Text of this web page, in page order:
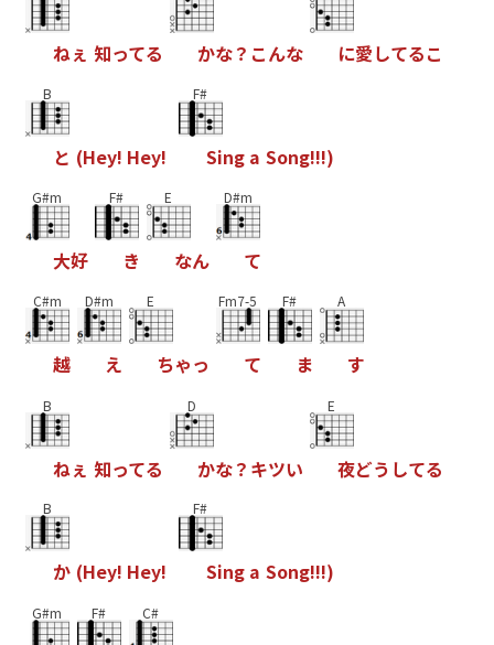
ねぇ 知ってる かな？ こんな に愛してるこ
B
と (Hey! Hey!
F#
Sing a Song!!!)
G#m
大好
F#
き
E
なん
D#m
て
C#m
越
D#m
え
E
ちゃっ
Fm7-5
て
F#
ま
A
す
B
ねぇ 知ってる
D
かな？ キツい
E
夜どう してる
B
か (Hey! Hey!
F#
Sing a Song!!!)
G#m F# C#